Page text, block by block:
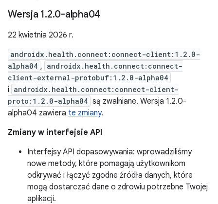
Wersja 1.2.0-alpha04
22 kwietnia 2026 r.
androidx.health.connect:connect-client:1.2.0-
alpha04 , androidx.health.connect:connect-
client-external-protobuf:1.2.0-alpha04
i androidx.health.connect:connect-client-
proto:1.2.0-alpha04 są zwalniane. Wersja 1.2.0-
alpha04 zawiera te zmiany.
Zmiany w interfejsie API
Interfejsy API dopasowywania: wprowadziliśmy
nowe metody, które pomagają użytkownikom
odkrywać i łączyć zgodne źródła danych, które
mogą dostarczać dane o zdrowiu potrzebne Twojej
aplikacji.